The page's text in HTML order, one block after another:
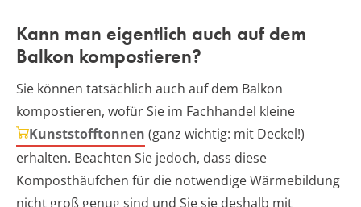
Kann man eigentlich auch auf dem
Balkon kompostieren?
Sie können tatsächlich auch auf dem Balkon
kompostieren, wofür Sie im Fachhandel kleine
Kunststofftonnen (ganz wichtig: mit Deckel!)
erhalten. Beachten Sie jedoch, dass diese
Komposthäufchen für die notwendige Wärmebildung
nicht groß genug sind und Sie sie deshalb mit